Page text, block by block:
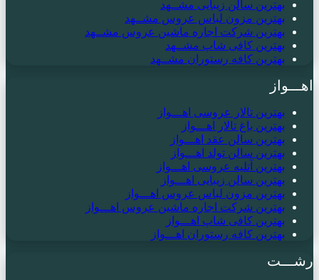
بهترین سالن زیبایی مشــهد
بهترین مزون لباس عروس مشــهد
بهترین شرکت اجاره ماشین عروس مشــهد
بهترین کافی شاپ مشــهد
بهترین کافه رستوران مشــهد
اهـــواز
بهترین تالار عروسی اهـــواز
بهترین باغ تالار اهـــواز
بهترین سالن عقد اهـــواز
بهترین سالن تولد اهـــواز
بهترین آتلیه عروسی اهـــواز
بهترین سالن زیبایی اهـــواز
بهترین مزون لباس عروس اهـــواز
بهترین شرکت اجاره ماشین عروس اهـــواز
بهترین کافی شاپ اهـــواز
بهترین کافه رستوران اهـــواز
رشـــت